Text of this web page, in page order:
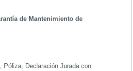
de Mantenimiento de
Póliza, Declaración Jurada con